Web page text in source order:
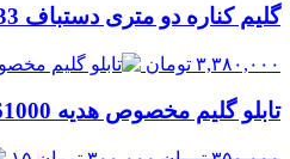
گلیم کناره دو متری دستباف 261133
۳,۳۸۰,۰۰۰ تومان
تابلو گلیم مخصوص هدیه 261000